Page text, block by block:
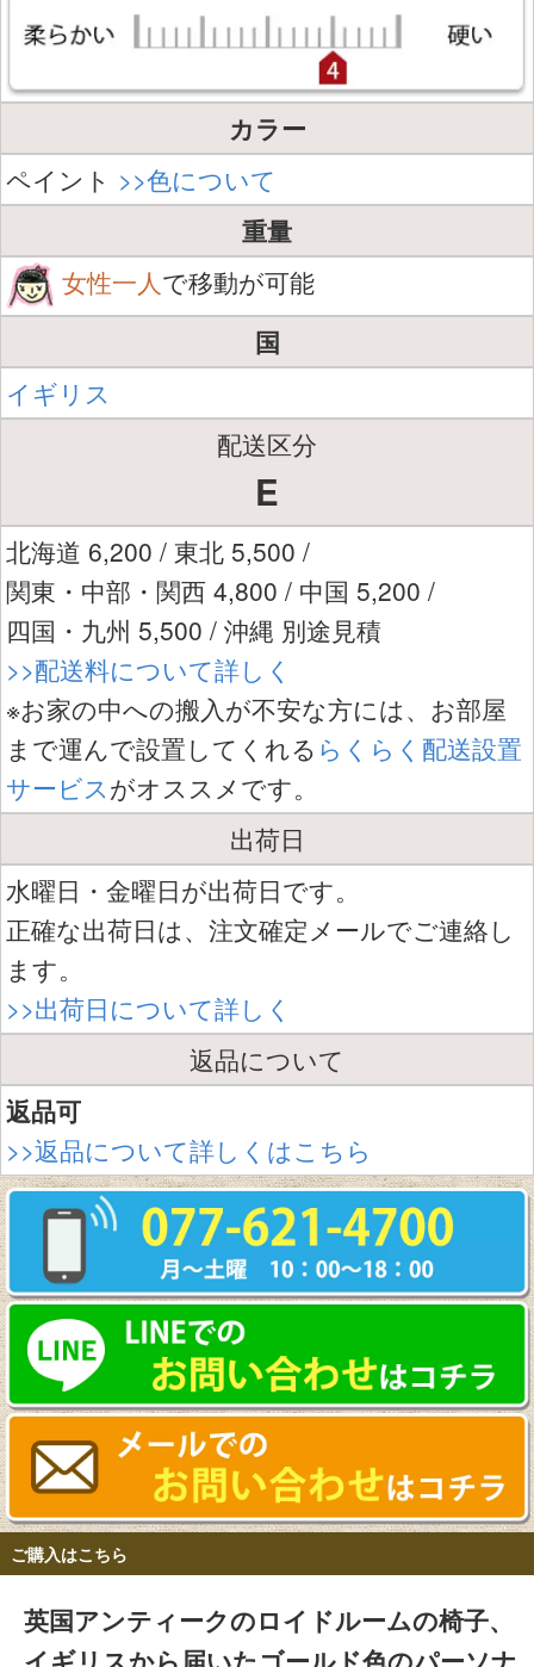
カラー
ペイント >>色について
重量
女性一人で移動が可能
国
イギリス
配送区分
E
北海道 6,200 / 東北 5,500 /
関東・中部・関西 4,800 / 中国 5,200 /
四国・九州 5,500 / 沖縄 別途見積
>>配送料について詳しく
※お家の中への搬入が不安な方には、お部屋
まで運んで設置してくれる らくらく配送設置
サービスがオススメです。
出荷日
水曜日・金曜日が出荷日です。
正確な出荷日は、注文確定メールでご連絡し
ます。
>>出荷日について詳しく
返品について
返品可
>>返品について詳しくはこちら
ご購入はこちら
英国アンティークのロイドルームの椅子、